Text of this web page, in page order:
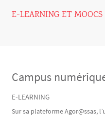
E-LEARNING ET MOOCS
Campus
Contenu
Texte
E-LEARNING
Sur sa plateforme Agor@ssas,